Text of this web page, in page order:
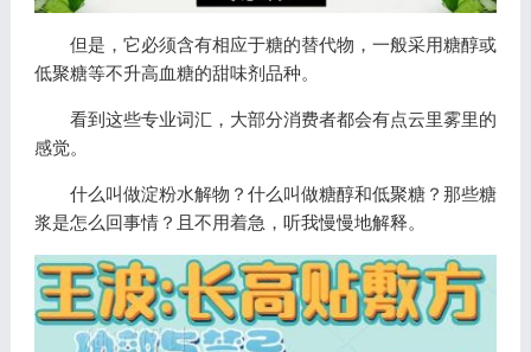
但是，它必须含有相应于糖的替代物，一般采用糖醇或
低聚糖等不升高血糖的甜味剂品种。
看到这些专业词汇，大部分消费者都会有点云里雾里的
感觉。
什么叫做淀粉水解物？什么叫做糖醇和低聚糖？那些糖
浆是怎么回事情？且不用着急，听我慢慢地解释。